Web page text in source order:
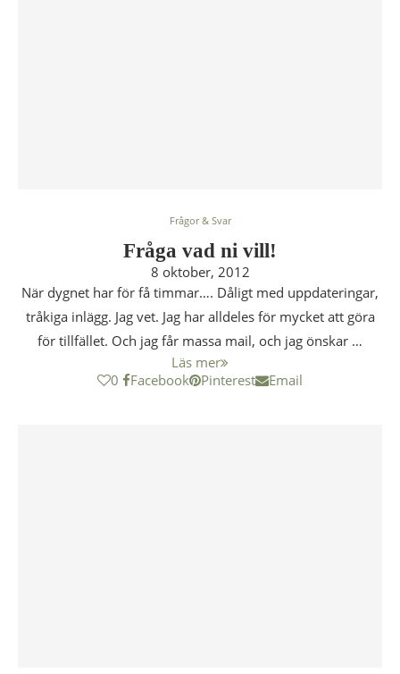
Frågor & Svar
Fråga vad ni vill!
8 oktober, 2012
När dygnet har för få timmar…. Dåligt med uppdateringar,
tråkiga inlägg. Jag vet. Jag har alldeles för mycket att göra
för tillfället. Och jag får massa mail, och jag önskar …
Läs mer
0
Facebook Pinterest Email